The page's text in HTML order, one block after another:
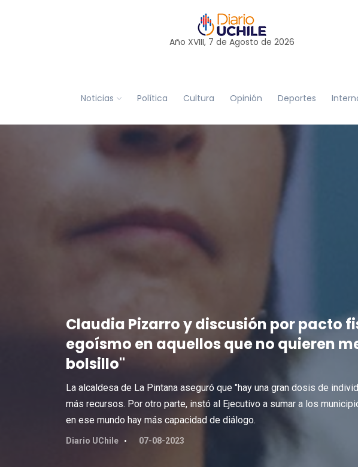
Año XVIII, 7 de Agosto de 2026
Noticias Política Cultura Opinión Deportes
Claudia Pizarro y discusión por pacto
egoísmo en aquellos que no quieren
bolsillo"
La alcaldesa de La Pintana aseguró que "hay una gran dosis de
más recursos. Por otro parte, instó al Ejecutivo a sumar a los
en ese mundo hay más capacidad de diálogo.
Diario UChile 07-08-2023